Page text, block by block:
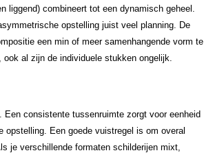
liggend) combineert tot een dynamisch geheel.
opstelling juist veel planning. De
een min of meer samenhangende vorm te
al zijn de individuele stukken ongelijk.
consistente tussenruimte zorgt voor eenheid
Een goede vuistregel is om overal
je verschillende formaten schilderijen mixt,